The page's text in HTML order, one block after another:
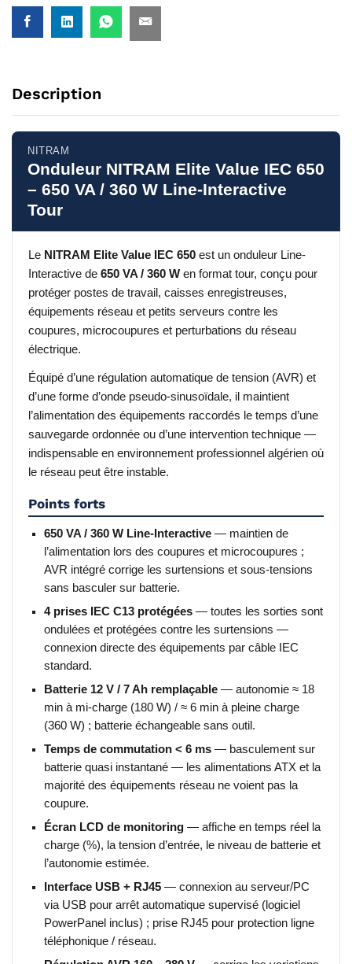
Description
NITRAM
Onduleur NITRAM Elite Value IEC 650
– 650 VA / 360 W Line-Interactive
Tour
Le NITRAM Elite Value IEC 650 est un onduleur Line-
Interactive de 650 VA / 360 W en format tour, conçu pour
protéger postes de travail, caisses enregistreuses,
équipements réseau et petits serveurs contre les
coupures, microcoupures et perturbations du réseau
électrique.
Équipé d’une régulation automatique de tension (AVR) et
d’une forme d’onde pseudo-sinusoïdale, il maintient
l’alimentation des équipements raccordés le temps d’une
sauvegarde ordonnée ou d’une intervention technique —
indispensable en environnement professionnel algérien où
le réseau peut être instable.
Points forts
650 VA / 360 W Line-Interactive — maintien de
l’alimentation lors des coupures et microcoupures ;
AVR intégré corrige les surtensions et sous-tensions
sans basculer sur batterie.
4 prises IEC C13 protégées — toutes les sorties sont
ondulées et protégées contre les surtensions —
connexion directe des équipements par câble IEC
standard.
Batterie 12 V / 7 Ah remplaçable — autonomie ≈ 18
min à mi-charge (180 W) / ≈ 6 min à pleine charge
(360 W) ; batterie échangeable sans outil.
Temps de commutation < 6 ms — basculement sur
batterie quasi instantané — les alimentations ATX et la
majorité des équipements réseau ne voient pas la
coupure.
Écran LCD de monitoring — affiche en temps réel la
charge (%), la tension d’entrée, le niveau de batterie et
l’autonomie estimée.
Interface USB + RJ45 — connexion au serveur/PC
via USB pour arrêt automatique supervisé (logiciel
PowerPanel inclus) ; prise RJ45 pour protection ligne
téléphonique / réseau.